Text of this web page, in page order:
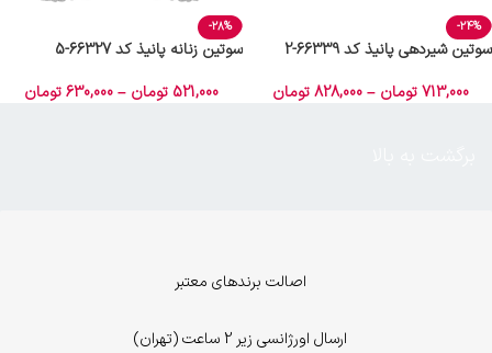
-24%
سوتین شیردهی پانیذ کد 66339-2
713,000تومان –
828,000تومان
-28%
سوتین زنانه پانیذ کد 66327-5
521,000 تومان –
630,000تومان
اصالت برندهای معتبر
ارسال اورژانسی زیر 2 ساعت (تهران)